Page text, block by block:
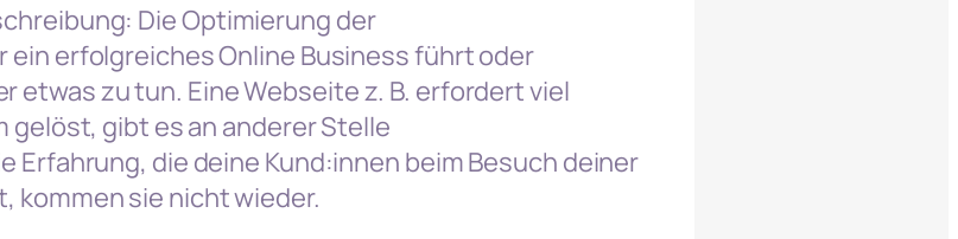
Die Optimierung der
erfolgreiches Online Business führt oder
etwas zu tun. Eine Webseite z. B. erfordert viel
gelöst, gibt es an anderer Stelle
Erfahrung, die deine Kund:innen beim Besuch deiner
kommen sie nicht wieder.